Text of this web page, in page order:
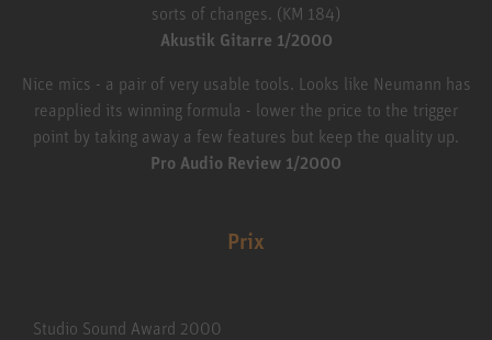
sorts of changes. (KM 184)
Akustik Gitarre 1/2000
Nice mics - a pair of very usable tools. Looks like Neumann has
reapplied its winning formula - lower the price to the trigger
point by taking away a few features but keep the quality up.
Pro Audio Review 1/2000
Prix
Studio Sound Award 2000